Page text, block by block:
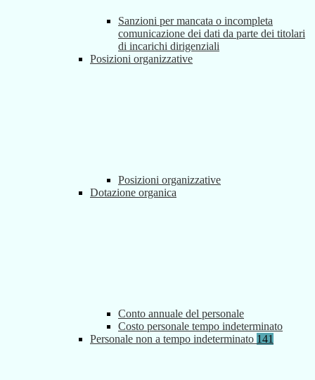
Sanzioni per mancata o incompleta
comunicazione dei dati da parte dei titolari
di incarichi dirigenziali
Posizioni organizzative
Posizioni organizzative
Dotazione organica
Conto annuale del personale
Costo personale tempo indeterminato
Personale non a tempo indeterminato 141